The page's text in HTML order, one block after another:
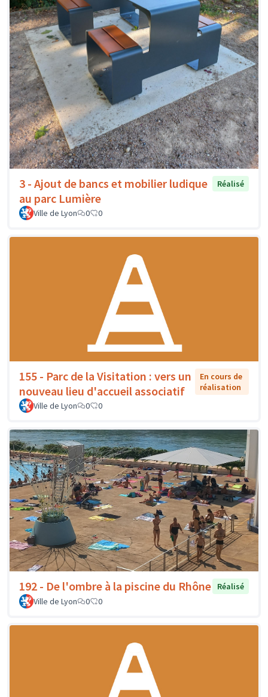
3 - Ajout de bancs et mobilier ludique
au parc Lumière
Réalisé
Ville de Lyon 0 0
155 - Parc de la Visitation : vers un
nouveau lieu d'accueil associatif
En cours de
réalisation
Ville de Lyon
0 0
192 - De l'ombre à la piscine du Rhône
Réalisé
Ville de Lyon
0 0